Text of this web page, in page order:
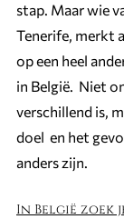
stap. Maar wie
Tenerife, merkt
op een heel
in België.  Niet
verschillend is,
doel  en het
anders zijn.
In België zoek